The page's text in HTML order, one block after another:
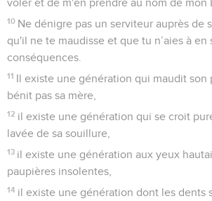
voler et de m'en prendre au nom de mon
10 Ne dénigre pas un serviteur auprès de
qu'il ne te maudisse et que tu n’aies à en
conséquences.
11 Il existe une génération qui maudit son
bénit pas sa mère,
12 il existe une génération qui se croit
lavée de sa souillure,
13 il existe une génération aux yeux
paupières insolentes,
14 il existe une génération dont les dents